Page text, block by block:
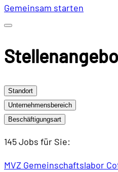
Gemeinsam starten
Standort
Unternehmensbereich
Beschäftigungsart
145 Jobs für Sie:
MVZ Gemeinschaftslabor